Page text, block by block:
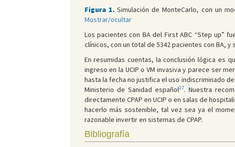
Figura 1.Simulación de MonteCarlo, con un
Mostrar/ocultar
Los pacientes con BA del First ABC “Step up”
clínicos, con un total de 5342 pacientes con BA, y
En resumidas cuentas, la conclusión lógica es
ingreso en la UCIP o VM invasiva y parece ser
hasta la fecha no justifica el uso indiscriminado
Ministerio de Sanidad español27. Nuestra
directamente CPAP en UCIP o en salas de
hacerlo más sostenible, tal vez sea ya el
razonable invertir en sistemas de CPAP.
Bibliografía